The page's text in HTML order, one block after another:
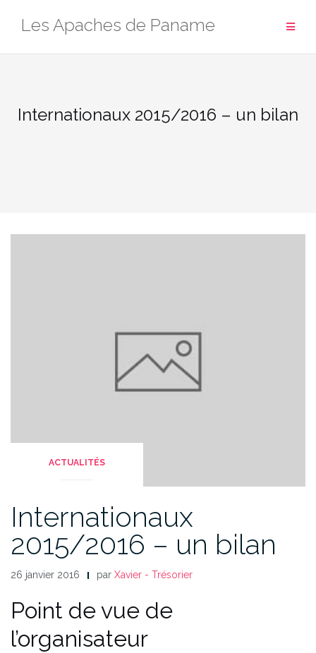
Les Apaches de Paname
Internationaux 2015/2016 – un bilan
ACTUALITÉS
Internationaux
2015/2016 – un bilan
26 janvier 2016 par Xavier - Trésorier
Point de vue de
l’organisateur